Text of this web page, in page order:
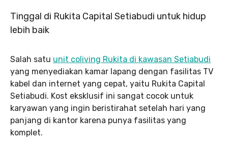
Tinggal di Rukita Capital Setiabudi untuk hidup
lebih baik
Salah satu unit coliving Rukita di kawasan Setiabudi
yang menyediakan kamar lapang dengan fasilitas TV
kabel dan internet yang cepat, yaitu Rukita Capital
Setiabudi. Kost eksklusif ini sangat cocok untuk
karyawan yang ingin beristirahat setelah hari yang
panjang di kantor karena punya fasilitas yang
komplet.